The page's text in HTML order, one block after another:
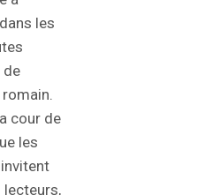
les
de
romain.
cour de
les
lecteurs,